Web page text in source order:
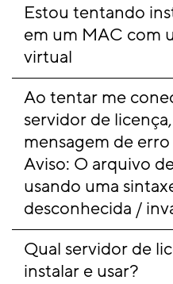
Estou tentando
em um MAC com
virtual
Ao tentar me
servidor de
mensagem de
Aviso: O arquivo
usando uma
desconhecida /
Qual servidor de
instalar e usar?